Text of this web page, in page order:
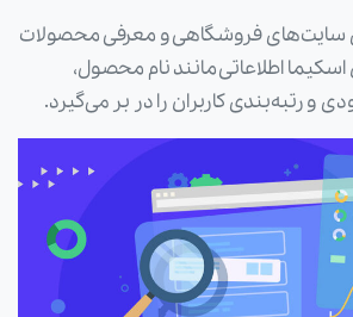
سایت‌های فروشگاهی و معرفی محصولات
اطلاعاتی مانند نام محصول،
رتبه‌بندی کاربران را در بر می‌گیرد.